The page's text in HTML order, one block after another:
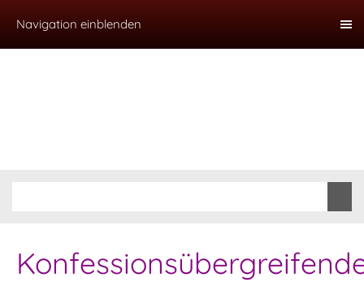
Navigation einblenden